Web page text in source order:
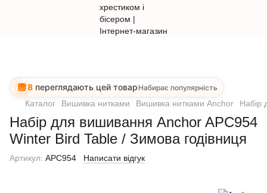
8 переглядають цей товар Набирає популярність
Каталог Вишивка нитками Вишивка нитками Anchor Набір
Набір для вишивання Anchor APC954
Winter Bird Table / Зимова годівниця
Артикул: APC954 Написати відгук